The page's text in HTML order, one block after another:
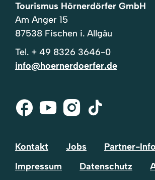
Tourismus Hörnerdörfer GmbH
Am Anger 15
87538 Fischen i. Allgäu
Tel. + 49 8326 3646-0
info@hoernerdoerfer.de
Facebook
Youtube
Instagram
Tik-
Kontakt Jobs
Partner-Info
Impressum
Datenschutz